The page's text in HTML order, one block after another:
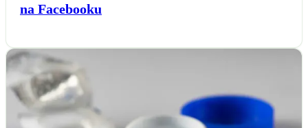
na Facebooku